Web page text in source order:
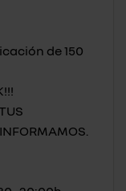
de 150